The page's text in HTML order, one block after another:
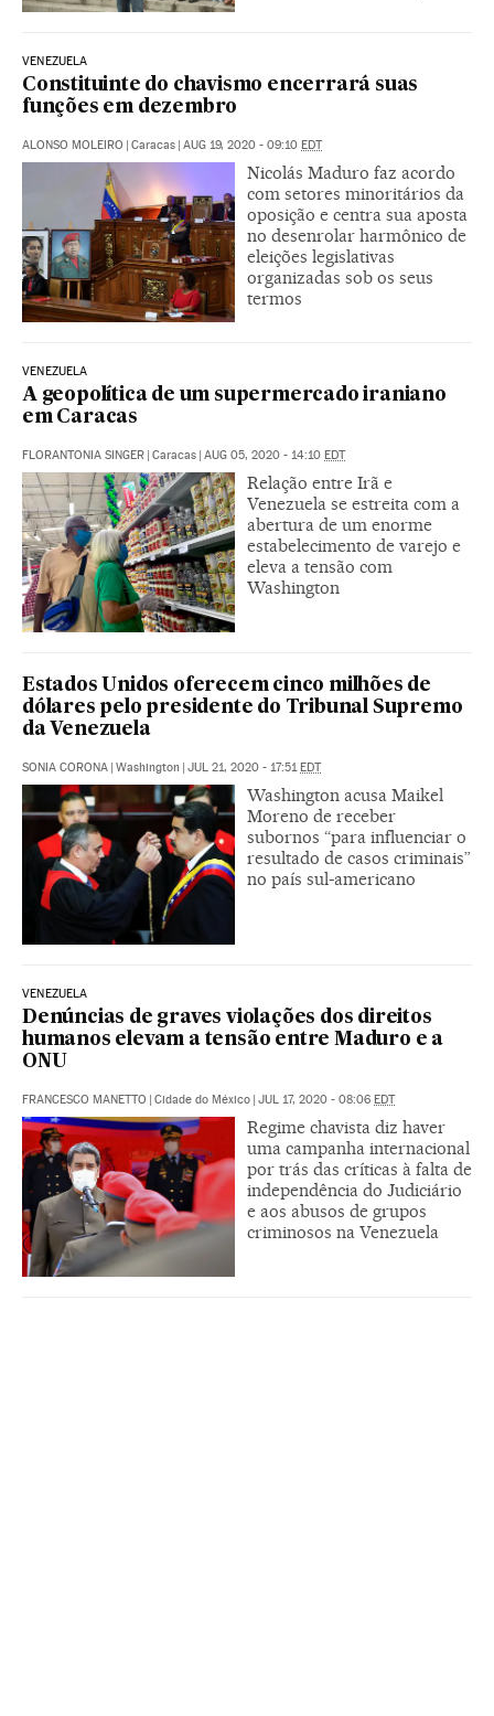
VENEZUELA
Constituinte do chavismo encerrará suas
funções em dezembro
ALONSO MOLEIRO | Caracas | AUG 19, 2020 - 09:10 EDT
Nicolás Maduro faz acordo
com setores minoritários da
oposição e centra sua aposta
no desenrolar harmônico de
eleições legislativas
organizadas sob os seus
termos
VENEZUELA
A geopolítica de um supermercado iraniano
em Caracas
FLORANTONIA SINGER | Caracas | AUG 05, 2020 - 14:10 EDT
Relação entre Irã e
Venezuela se estreita com a
abertura de um enorme
estabelecimento de varejo e
eleva a tensão com
Washington
Estados Unidos oferecem cinco milhões de
dólares pelo presidente do Tribunal Supremo
da Venezuela
SONIA CORONA | Washington | JUL 21, 2020 - 17:51EDT
Washington acusa Maikel
Moreno de receber
subornos “para influenciar o
resultado de casos criminais”
no país sul-americano
VENEZUELA
Denúncias de graves violações dos direitos
humanos elevam a tensão entre Maduro e a
ONU
FRANCESCO MANETTO | Cidade do México | JUL 17, 2020 - 08:06 EDT
Regime chavista diz haver
uma campanha internacional
por trás das críticas à falta de
independência do Judiciário
e aos abusos de grupos
criminosos na Venezuela